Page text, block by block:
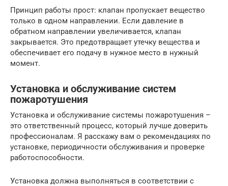
Принцип работы прост: клапан пропускает вещество
только в одном направлении. Если давление в
обратном направлении увеличивается, клапан
закрывается. Это предотвращает утечку вещества и
обеспечивает его подачу в нужное место в нужный
момент.
Установка и обслуживание систем
пожаротушения
Установка и обслуживание системы пожаротушения –
это ответственный процесс, который лучше доверить
профессионалам. Я расскажу вам о рекомендациях по
установке, периодичности обслуживания и проверке
работоспособности.
Установка должна выполняться в соответствии с